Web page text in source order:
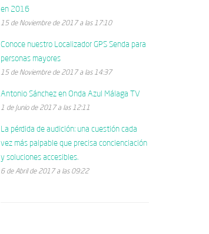
en 2016
15 de Noviembre de 2017 a las 17:10
Conoce nuestro Localizador GPS Senda para
personas mayores
15 de Noviembre de 2017 a las 14:37
Antonio Sánchez en Onda Azul Málaga TV
1 de Junio de 2017 a las 12:11
La pérdida de audición: una cuestión cada
vez más palpable que precisa concienciación
y soluciones accesibles.
6 de Abril de 2017 a las 09:22